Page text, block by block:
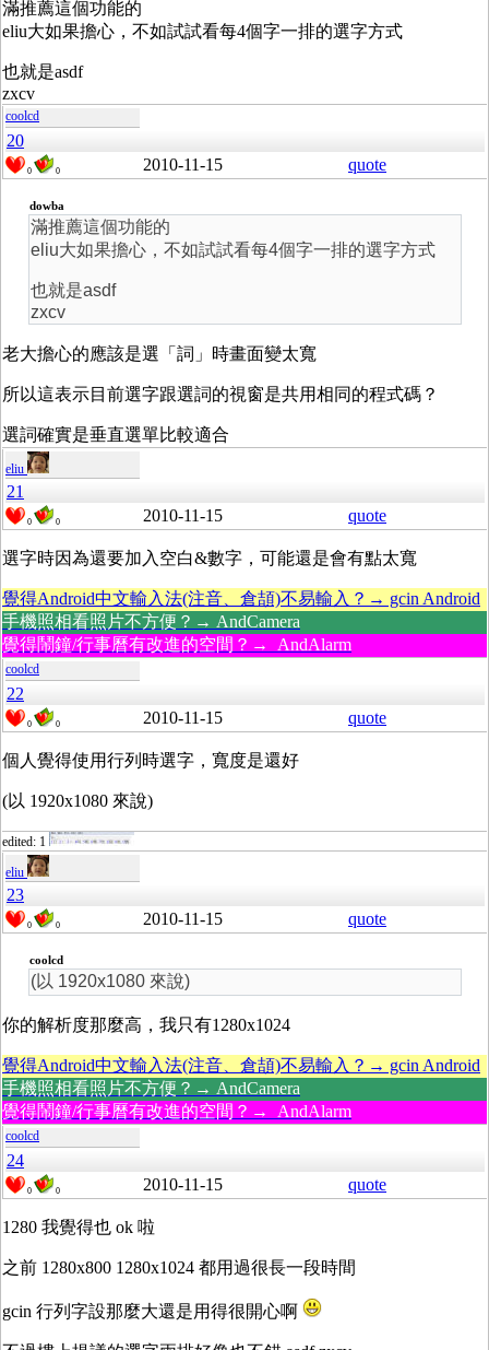
滿推薦這個功能的
eliu大如果擔心，不如試試看每4個字一排的選字方式
也就是asdf
zxcv
coolcd
20
0 0 2010-11-15 quote
dowba
滿推薦這個功能的
eliu大如果擔心，不如試試看每4個字一排的選字方式
也就是asdf
zxcv
老大擔心的應該是選「詞」時畫面變太寬
所以這表示目前選字跟選詞的視窗是共用相同的程式碼？
選詞確實是垂直選單比較適合
eliu
21
0 0 2010-11-15 quote
選字時因為還要加入空白&數字，可能還是會有點太寬
覺得Android中文輸入法(注音、倉頡)不易輸入？→ gcin Android
手機照相看照片不方便？→ AndCamera
覺得鬧鐘/行事曆有改進的空間？→ AndAlarm
coolcd
22
0 0 2010-11-15 quote
個人覺得使用行列時選字，寬度是還好
(以 1920x1080 來說)
edited: 1
eliu
23
0 0 2010-11-15 quote
coolcd
(以 1920x1080 來說)
你的解析度那麼高，我只有1280x1024
覺得Android中文輸入法(注音、倉頡)不易輸入？→ gcin Android
手機照相看照片不方便？→ AndCamera
覺得鬧鐘/行事曆有改進的空間？→ AndAlarm
coolcd
24
0 0 2010-11-15 quote
1280 我覺得也 ok 啦
之前 1280x800 1280x1024 都用過很長一段時間
gcin 行列字設那麼大還是用得很開心啊